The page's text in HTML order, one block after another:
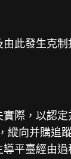
此發生克
際，以認
向并購
平臺經由